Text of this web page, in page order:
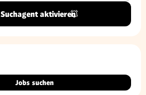
Suchagent aktivieren
Jobs suchen